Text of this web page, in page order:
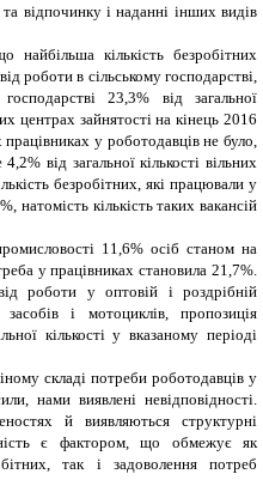
відпочинку і наданні інших видів
кількість безробітних
роботи в сільському господарстві,
23,3% від загальної
центрах зайнятості на кінець 2016
у роботодавців не було,
від загальної кількості вільних
безробітних, які працювали у
натомість кількість таких вакансій
11,6% осіб станом на
у працівниках становила 21,7%.
роботи у оптовій і роздрібній
і мотоциклів, пропозиція
кількості у вказаному періоді
складіпотреби роботодавців у
нами виявлені невідповідності.
й виявляються структурні
є фактором, що обмежує як
так і задоволення потреб